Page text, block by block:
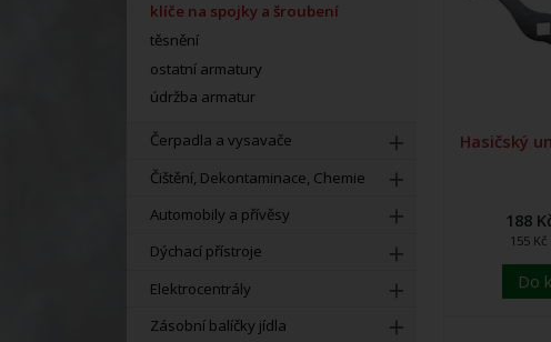
klíče na spojky a šroubení
těsnění
ostatní armatury
údržba armatur
Čerpadla a vysavače
Čištění, Dekontaminace, Chemie
Automobily a přívěsy
Dýchací přístroje
Elektrocentrály
Zásobní balíčky jídla
Hasičský
188
155
Do